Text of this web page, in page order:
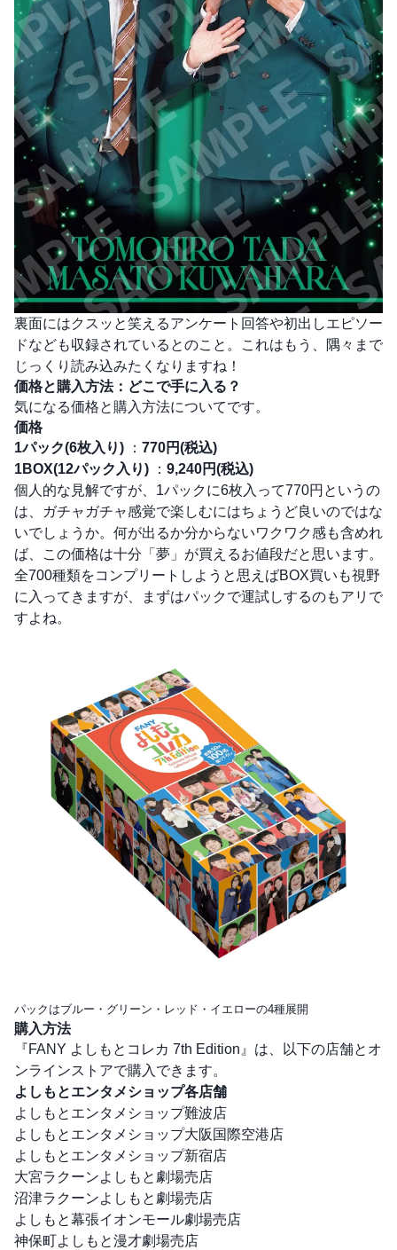
裏面にはクスッと笑えるアンケート回答や初出しエピソー
ドなども収録されているとのこと。これはもう、隅々まで
じっくり読み込みたくなりますね！
価格と購入方法：どこで手に入る？
気になる価格と購入方法についてです。
価格
1パック(6枚入り) ： 770円(税込)
1BOX(12パック入り) ： 9,240円(税込)
個人的な見解ですが、1パックに6枚入って770円というの
は、ガチャガチャ感覚で楽しむにはちょうど良いのではな
いでしょうか。何が出るか分からないワクワク感も含めれ
ば、この価格は十分「夢」が買えるお値段だと思います。
全700種類をコンプリートしようと思えばBOX買いも視野
に入ってきますが、まずはパックで運試しするのもアリで
すよね。
パックはブルー・グリーン・レッド・イエローの4種展開
購入方法
『FANY よしもとコレカ 7th Edition』は、以下の店舗とオ
ンラインストアで購入できます。
よしもとエンタメショップ各店舗
よしもとエンタメショップ難波店
よしもとエンタメショップ大阪国際空港店
よしもとエンタメショップ新宿店
大宮ラクーンよしもと劇場売店
沼津ラクーンよしもと劇場売店
よしもと幕張イオンモール劇場売店
神保町よしもと漫才劇場売店